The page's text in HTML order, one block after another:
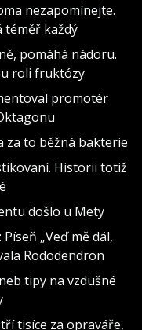
nezapomínejte.
téměř každý
pomáhá nádoru.
roli fruktózy
promotér
za to běžná bakterie
Historii totiž
došlo u Mety
„Veď mě dál,
Rododendron
tipy na vzdušné
tisíce za opraváře,